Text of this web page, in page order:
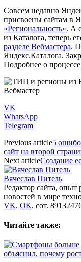
Совсем недавно
присвоены сайтам в
«Региональность». А
из Каталога, теперь
разделе Вебмастера.
Яндекс.Каталога.
Подробнее о
VK
WhatsApp
Telegram
Previous article5
сайт на второй
Next articleСоздание
Вячеслав Питель
Редактор сайта,
новостей в мире
VK, OK, сот.
Читайте также: